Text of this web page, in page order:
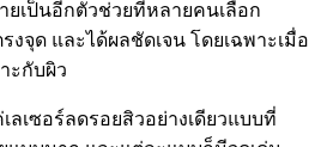
ยเป็นอีกตัวช่วยที่หลายคนเลือก
งจุด และได้ผลชัดเจน โดยเฉพาะเมื่อ
ะกับผิว
เซอร์ลดรอยสิวอย่างเดียวแบบที่